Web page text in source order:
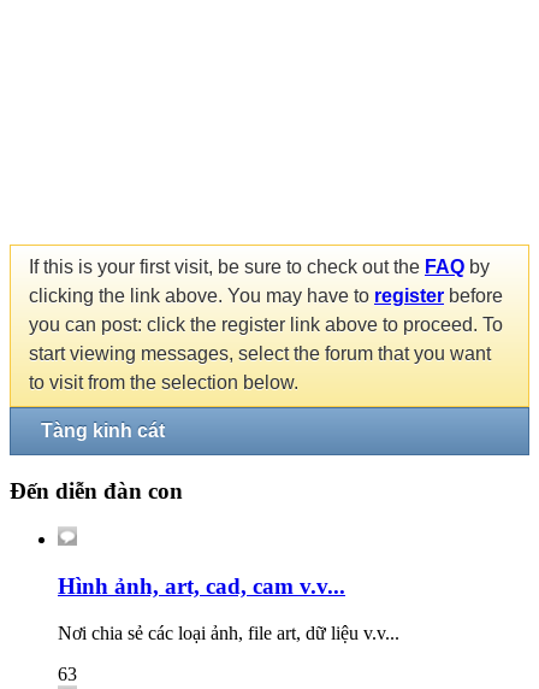
If this is your first visit, be sure to check out the FAQ by
clicking the link above. You may have to register before
you can post: click the register link above to proceed. To
start viewing messages, select the forum that you want
to visit from the selection below.
Tàng kinh cát
Đến diễn đàn con
Hình ảnh, art, cad, cam v.v...
Nơi chia sẻ các loại ảnh, file art, dữ liệu v.v...
63